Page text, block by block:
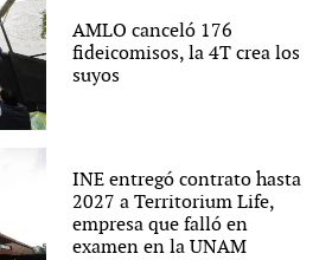
AMLO canceló 176
fideicomisos, la 4T crea los
suyos
INE entregó contrato hasta
2027 a Territorium Life,
empresa que falló en
examen en la UNAM